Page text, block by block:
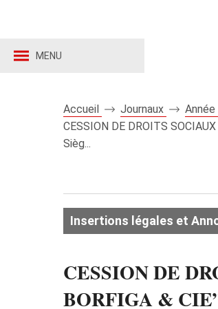
MENU
Accueil Journaux
CESSION DE DROITS
Sièg...
Insertions légales et
CESSION DE
BORFIGA & CIE”